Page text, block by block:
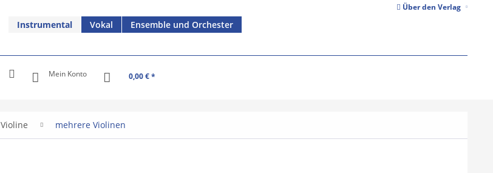
Über den Verlag
Instrumental Vokal Ensemble und Orchester
Mein Konto 0,00 € *
Violine mehrere Violinen